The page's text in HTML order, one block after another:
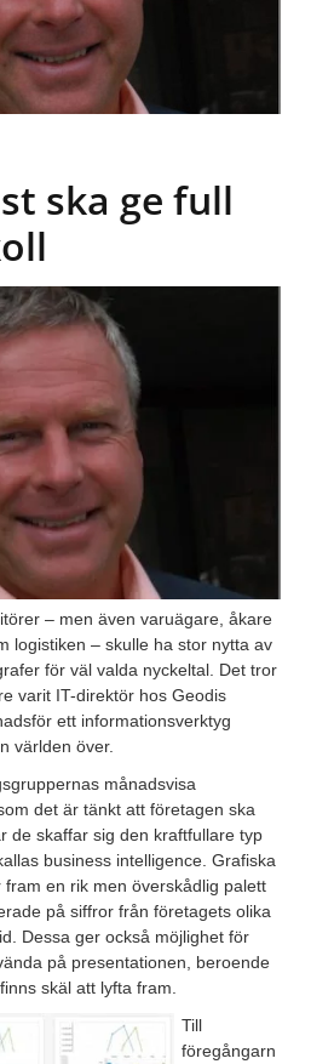
ska ge full
– men även varuägare, åkare
logistiken – skulle ha stor nytta av
för väl valda nyckeltal. Det tror
varit IT-direktör hos Geodis
ett informationsverktyg
världen över.
månadsvisa
det är tänkt att företagen ska
de skaffar sig den kraftfullare typ
business intelligence. Grafiska
en rik men överskådlig palett
på siffror från företagets olika
Dessa ger också möjlighet för
på presentationen, beroende
skäl att lyfta fram.
Till
föregångarn